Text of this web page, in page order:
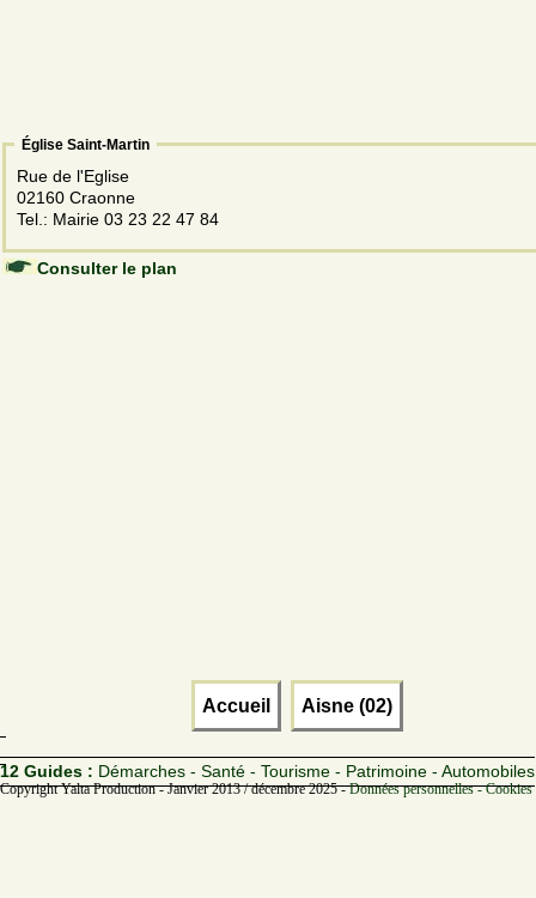
Église Saint-Martin
Rue de l'Eglise
02160 Craonne
Tel.: Mairie 03 23 22 47 84
Consulter le plan
Accueil Aisne (02)
12 Guides : Démarches - Santé - Tourisme - Patrimoine - Automobiles
Copyright Yalta Production - Janvier 2013 / décembre 2025 -Données personnelles -